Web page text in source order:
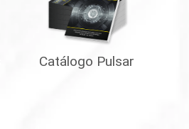
Catálogo Pulsar